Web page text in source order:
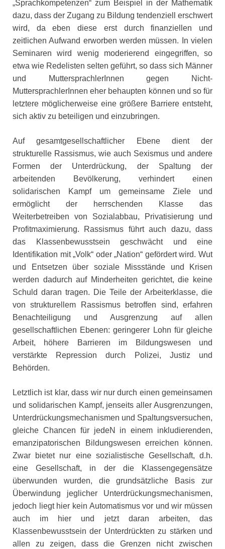
„Sprachkompetenzen“ zum Beispiel in der Mathematik
dazu, dass der Zugang zu Bildung tendenziell erschwert
wird, da eben diese erst durch finanziellen und
zeitlichen Aufwand erworben werden müssen. In vielen
Seminaren wird wenig moderierend eingegriffen, so
etwa wie Redelisten selten geführt, so dass sich Männer
und MuttersprachlerInnen gegen Nicht-
MuttersprachlerInnen eher behaupten können und so für
letztere möglicherweise eine größere Barriere entsteht,
sich aktiv zu beteiligen und einzubringen.
Auf gesamtgesellschaftlicher Ebene dient der
strukturelle Rassismus, wie auch Sexismus und andere
Formen der Unterdrückung, der Spaltung der
arbeitenden Bevölkerung, verhindert einen
solidarischen Kampf um gemeinsame Ziele und
ermöglicht der herrschenden Klasse das
Weiterbetreiben von Sozialabbau, Privatisierung und
Profitmaximierung. Rassismus führt auch dazu, dass
das Klassenbewusstsein geschwächt und eine
Identifikation mit „Volk“ oder „Nation“ gefördert wird. Wut
und Entsetzen über soziale Missstände und Krisen
werden dadurch auf Minderheiten gerichtet, die keine
Schuld daran tragen. Die Teile der Arbeiterklasse, die
von strukturellem Rassismus betroffen sind, erfahren
Benachteiligung und Ausgrenzung auf allen
gesellschaftlichen Ebenen: geringerer Lohn für gleiche
Arbeit, höhere Barrieren im Bildungswesen und
verstärkte Repression durch Polizei, Justiz und
Behörden.
Letztlich ist klar, dass wir nur durch einen gemeinsamen
und solidarischen Kampf, jenseits aller Ausgrenzungen,
Unterdrückungsmechanismen und Spaltungsversuchen,
gleiche Chancen für jedeN in einem inkludierenden,
emanzipatorischen Bildungswesen erreichen können.
Zwar bietet nur eine sozialistische Gesellschaft, d.h.
eine Gesellschaft, in der die Klassengegensätze
überwunden wurden, die grundsätzliche Basis zur
Überwindung jeglicher Unterdrückungsmechanismen,
jedoch liegt hier kein Automatismus vor und wir müssen
auch im hier und jetzt daran arbeiten, das
Klassenbewusstsein der Unterdrückten zu stärken und
allen zu zeigen, dass die Grenzen nicht zwischen